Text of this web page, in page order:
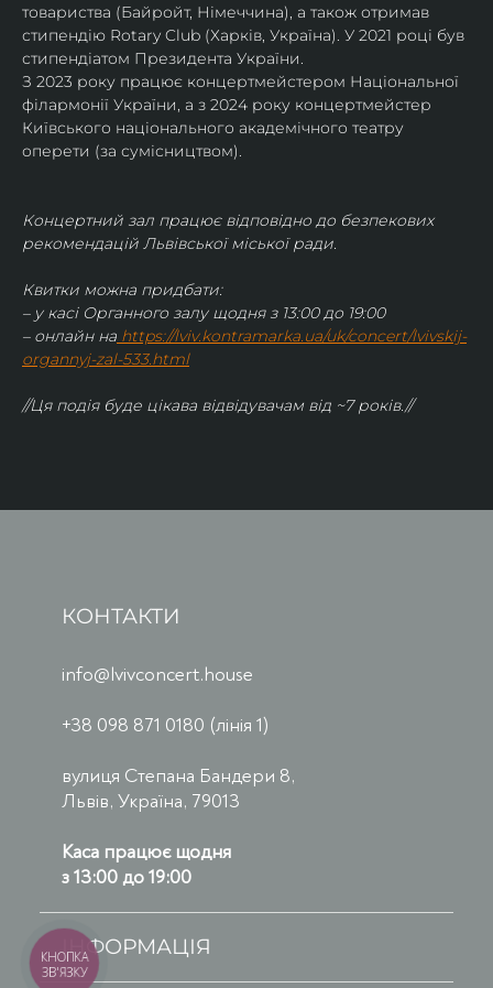
товариства (Байройт, Німеччина), а також отримав
стипендію Rotary Club (Харків, Україна). У 2021 році був
стипендіатом Президента України.
З 2023 року працює концертмейстером Національної
філармонії України, а з 2024 року концертмейстер
Київського національного академічного театру
оперети (за сумісництвом).
Концертний зал працює відповідно до безпекових
рекомендацій Львівської міської ради.
Квитки можна придбати:
– у касі Органного залу щодня з 13:00 до 19:00
– онлайн на https://lviv.kontramarka.ua/uk/concert/lvivskij-
organnyj-zal-533.html
//Ця подія буде цікава відвідувачам від ~7 років.//
КОНТАКТИ
info@lvivconcert.house
+38 098 871 0180 (лінія 1)
вулиця Степана Бандери 8,
Львів, Україна, 79013
Каса працює щодня
з 13:00 до 19:00
ІНФОРМАЦІЯ
КНОПКА
ЗВ'ЯЗКУ